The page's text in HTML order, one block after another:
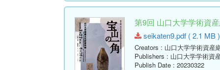
第9回 山口大学学術資
seikaten9.pdf ( 2.1 MB )
Creators : 山口大学学術資産
Publishers : 山口大学学術資
Publish Date : 20230322